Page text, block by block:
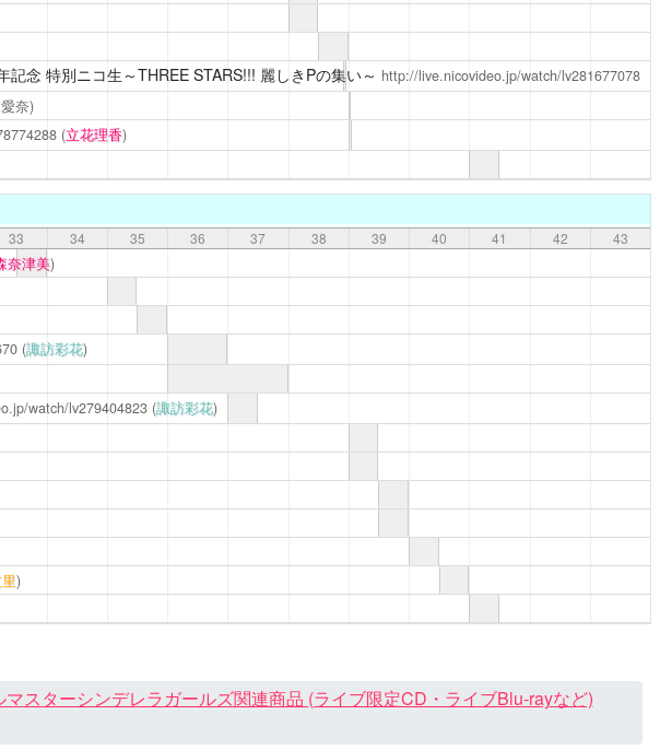
念 特別ニコ生～THREE STARS!!! 麗しきPの集い～ http://live.nicovideo.jp/watch/lv281677078
奈)
(立花理香)
33 34 35 36 37 38 39 40 41 42 43
奈津美)
(諏訪彩花)
watch/lv279404823 (諏訪彩花)
)
スターシンデレラガールズ関連商品 (ライブ限定CD・ライブBlu-rayなど)